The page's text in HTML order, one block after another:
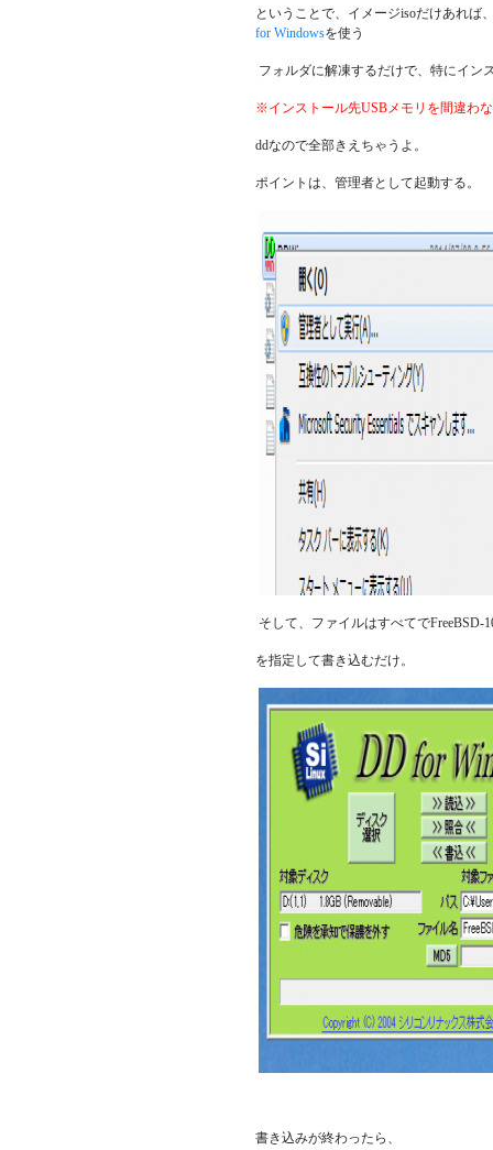
ということで、イメージisoだけあれば
for Windowsを使う
フォルダに解凍するだけで、特にイン
※インストール先USBメモリを間違わ
ddなので全部きえちゃうよ。
ポイントは、管理者として起動する。
そして、ファイルはすべてでFreeBSD-
を指定して書き込むだけ。
書き込みが終わったら、